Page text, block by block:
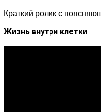
Краткий ролик с
Жизнь внутри клетки